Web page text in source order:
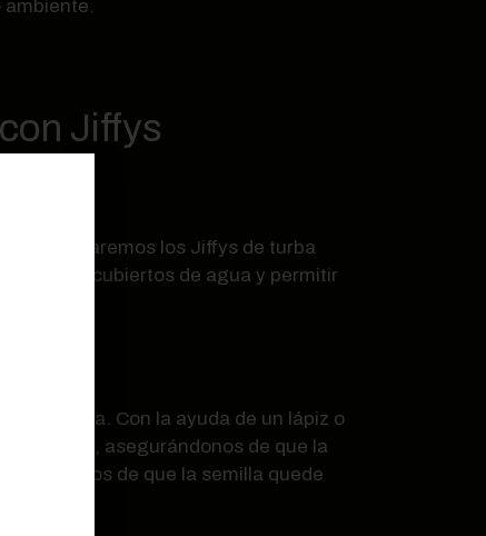
Jiffys
ello, tomaremos los Jiffys de turba
cubiertos de agua y permitir
Con la ayuda de un lápiz o
agujero, asegurándonos de que la
de que la semilla quede